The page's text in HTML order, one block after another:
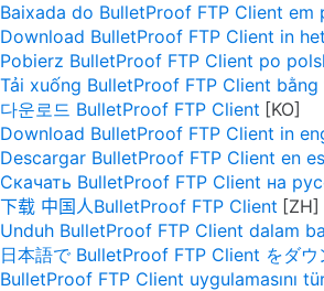
Baixada do BulletProof FTP Client em
Download BulletProof FTP Client in
Pobierz BulletProof FTP Client po
Tải xuống BulletProof FTP Client
다운로드 BulletProof FTP Client
Download BulletProof FTP Client in
Descargar BulletProof FTP Client en
Скачать BulletProof FTP Client на
下载 中国人BulletProof FTP Client
Unduh BulletProof FTP Client dalam
日本語で BulletProof FTP Client をダウ
BulletProof FTP Client uygulamasını